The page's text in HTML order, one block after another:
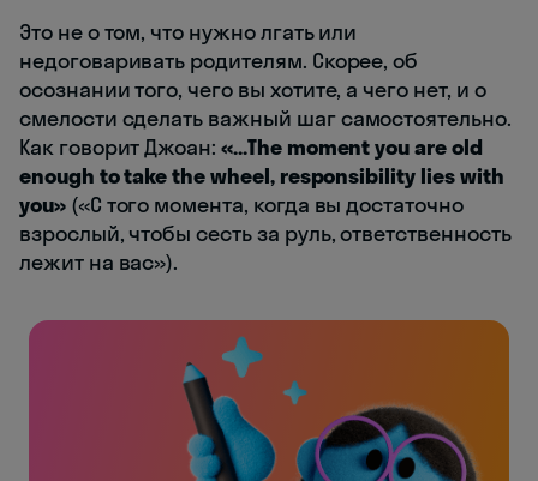
Это не о том, что нужно лгать или
недоговаривать родителям. Скорее, об
осознании того, чего вы хотите, а чего нет, и о
смелости сделать важный шаг самостоятельно.
Как говорит Джоан:«...The moment you are old
enough to take the wheel, responsibility lies with
you» («С того момента, когда вы достаточно
взрослый, чтобы сесть за руль, ответственность
лежит на вас»).